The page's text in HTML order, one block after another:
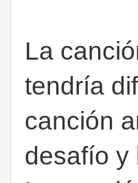
La
tendría
canción
desafío y